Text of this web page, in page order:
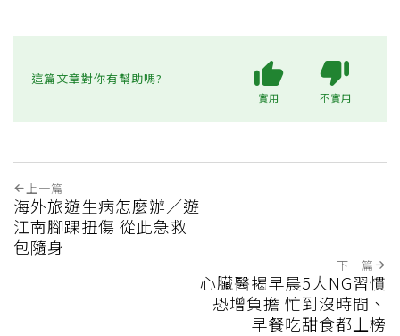
這篇文章對你有幫助嗎?
實用 不實用
上一篇
海外旅遊生病怎麼辦／遊
江南腳踝扭傷 從此急救
包隨身
下一篇
心臟醫揭早晨5大NG習慣
恐增負擔 忙到沒時間、
早餐吃甜食都上榜